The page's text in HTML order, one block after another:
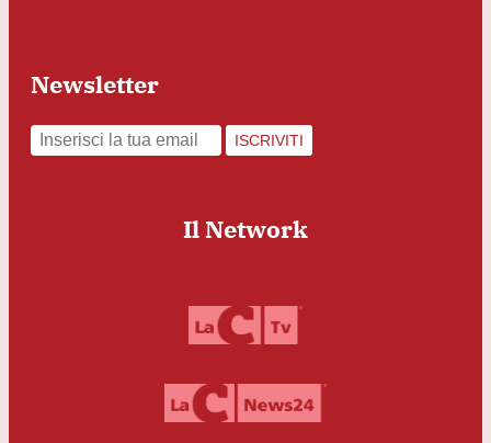
Newsletter
ISCRIVITI
Il Network